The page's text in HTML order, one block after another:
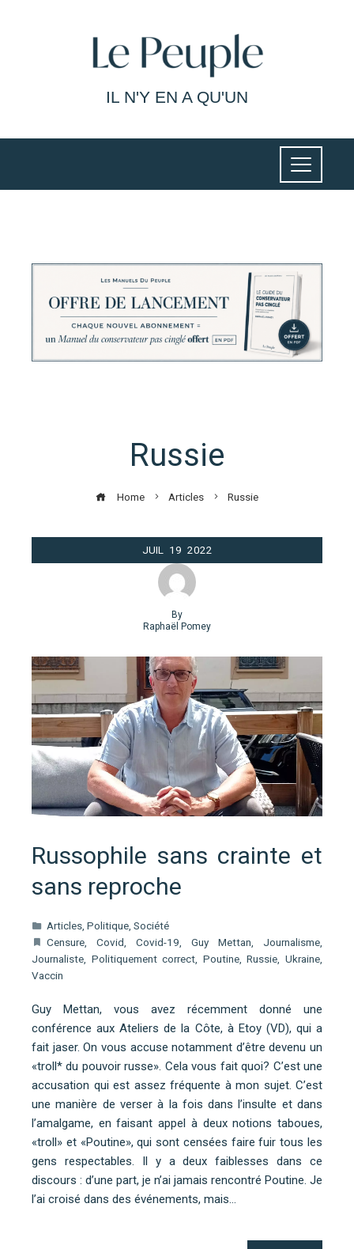
IL N'Y EN A QU'UN
Russie
Home Articles Russie
JUIL 19 2022
By
Raphaël Pomey
Russophile sans crainte et
sans reproche
Articles, Politique, Société
Censure, Covid, Covid-19, Guy Mettan, Journalisme,
Journaliste, Politiquement correct, Poutine,Russie,Ukraine,
Vaccin
Guy Mettan, vous avez récemment donné une
conférence aux Ateliers de la Côte, à Etoy (VD), qui a
fait jaser. On vous accuse notamment d’être devenu un
«troll* du pouvoir russe». Cela vous fait quoi? C’est une
accusation qui est assez fréquente à mon sujet. C’est
une manière de verser à la fois dans l’insulte et dans
l’amalgame, en faisant appel à deux notions taboues,
«troll» et «Poutine», qui sont censées faire fuir tous les
gens respectables. Il y a deux faiblesses dans ce
discours : d’une part, je n’ai jamais rencontré Poutine. Je
l’ai croisé dans des événements, mais…